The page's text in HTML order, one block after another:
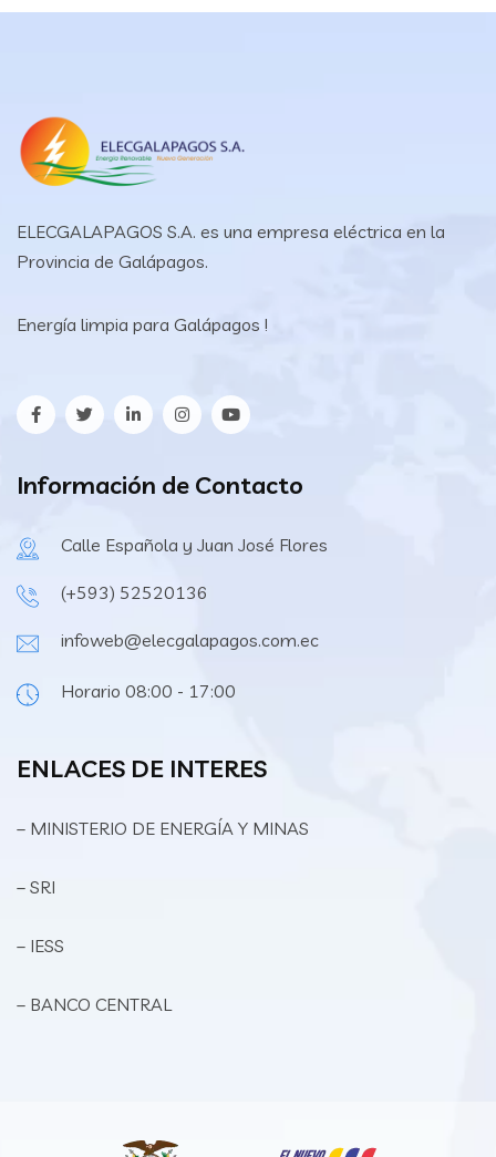
ELECGALAPAGOS S.A. es una empresa eléctrica en la
Provincia de Galápagos.
Energía limpia para Galápagos !
Información de Contacto
Calle Española y Juan José Flores
(+593) 52520136
infoweb@elecgalapagos.com.ec
Horario 08:00 - 17:00
ENLACES DE INTERES
– MINISTERIO DE ENERGÍA Y MINAS
– SRI
– IESS
– BANCO CENTRAL